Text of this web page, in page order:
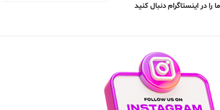
ما را در اینستاگرام دنبال کنید